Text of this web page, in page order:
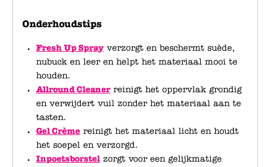
Onderhoudstips
Fresh Up Sprayverzorgt en beschermt suède,
nubuck en leer en helpt het materiaal mooi te
houden.
Allround Cleanerreinigt het oppervlak grondig
en verwijdert vuil zonder het materiaal aan te
tasten.
Gel Crème reinigt het materiaal licht en houdt
het soepel en verzorgd.
Inpoetsborstel zorgt voor een gelijkmatige